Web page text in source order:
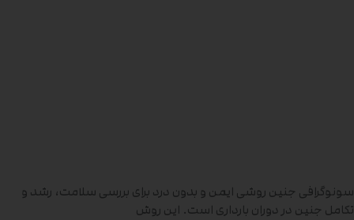
سونوگرافی جنین روشی ایمن و بدون درد برای بررسی سلامت، رشد و
تکامل جنین در دوران بارداری است. این روش